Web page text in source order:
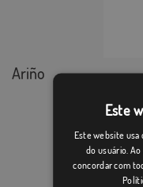
Ariño
Este
Este website usa
do usuário.
concordar com